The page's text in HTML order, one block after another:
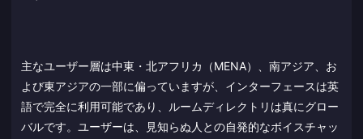
主なユーザー層は中東・北アフリカ（MENA）、南アジア、お
よび東アジアの一部に偏っていますが、インターフェースは英
語で完全に利用可能であり、ルームディレクトリは真にグロー
バルです。ユーザーは、見知らぬ人との自発的なボイスチャッ